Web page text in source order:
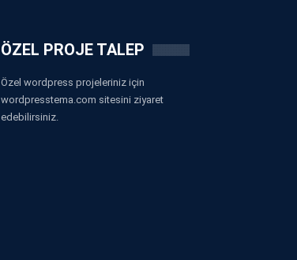
ÖZEL PROJE TALEP
Özel wordpress projeleriniz için
wordpresstema.com sitesini ziyaret
edebilirsiniz.